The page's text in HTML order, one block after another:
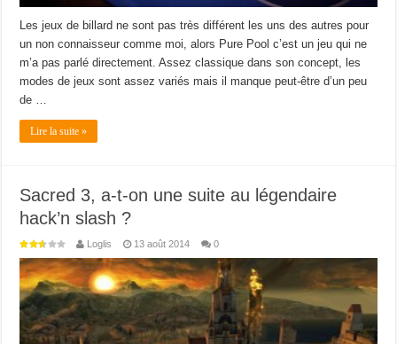
Les jeux de billard ne sont pas très différent les uns des autres pour
un non connaisseur comme moi, alors Pure Pool c’est un jeu qui ne
m’a pas parlé directement. Assez classique dans son concept, les
modes de jeux sont assez variés mais il manque peut-être d’un peu
de …
Lire la suite »
Sacred 3, a-t-on une suite au légendaire
hack’n slash ?
Loglis 13 août 2014 0